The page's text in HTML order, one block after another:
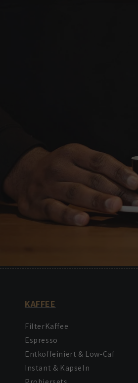
KAFFEE
FilterKaffee
Espresso
Entkoffeiniert & Low-Caf
Instant & Kapseln